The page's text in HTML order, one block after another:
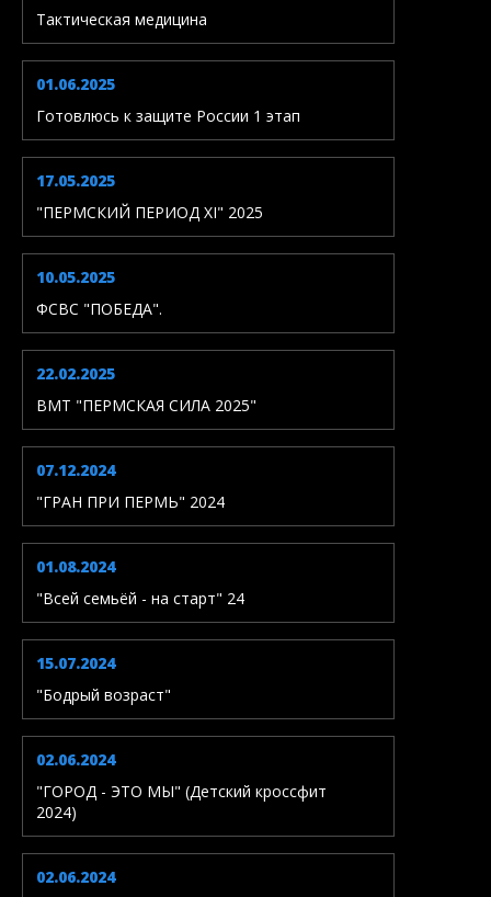
Тактическая медицина
01.06.2025
Готовлюсь к защите России 1 этап
17.05.2025
"ПЕРМСКИЙ ПЕРИОД XI" 2025
10.05.2025
ФСВС "ПОБЕДА".
22.02.2025
ВМТ "ПЕРМСКАЯ СИЛА 2025"
07.12.2024
"ГРАН ПРИ ПЕРМЬ" 2024
01.08.2024
"Всей семьёй - на старт" 24
15.07.2024
"Бодрый возраст"
02.06.2024
"ГОРОД - ЭТО МЫ" (Детский кроссфит
2024)
02.06.2024